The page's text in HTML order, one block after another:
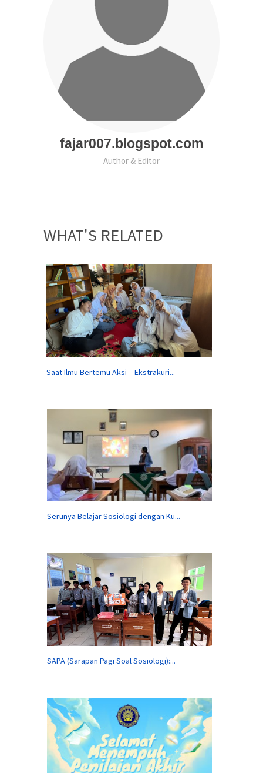
fajar007.blogspot.com
Author & Editor
WHAT'S RELATED
Saat Ilmu Bertemu Aksi – Ekstrakuri...
Serunya Belajar Sosiologi dengan Ku...
SAPA (Sarapan Pagi Soal Sosiologi):...